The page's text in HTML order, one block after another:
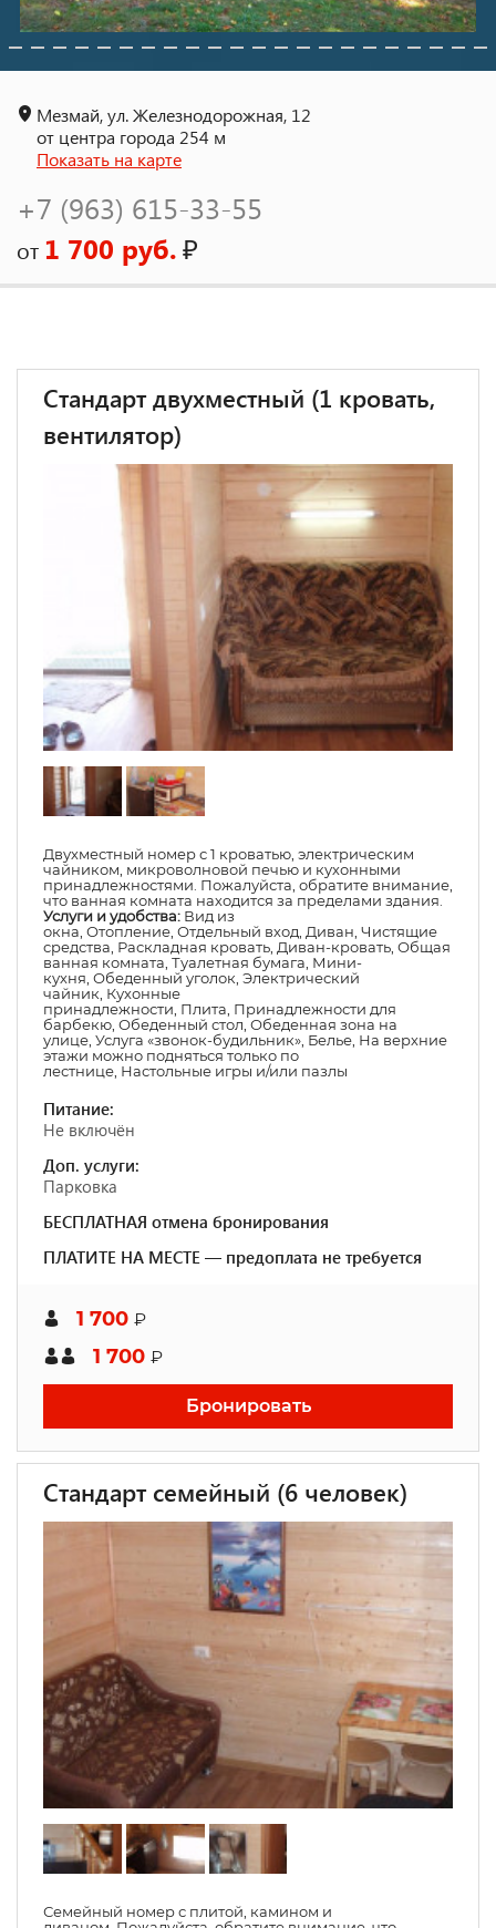
Мезмай, ул. Железнодорожная, 12
от центра города 254 м
Показать на карте
+7 (963) 615-33-55
от 1 700 руб.₽
Стандарт двухместный (1 кровать,
вентилятор)
Двухместный номер с 1 кроватью, электрическим
чайником, микроволновой печью и кухонными
принадлежностями. Пожалуйста, обратите внимание,
что ванная комната находится за пределами здания.
Услуги и удобства: Вид из
окна Отопление Отдельный вход Диван Чистящие
средства Раскладная кровать Диван-кровать Общая
ванная комната Туалетная бумага Мини-
кухня Обеденный уголок Электрический
чайник Кухонные
принадлежности Плита Принадлежности для
барбекю Обеденный стол Обеденная зона на
улице Услуга «звонок-будильник» Белье На верхние
этажи можно подняться только по
лестнице Настольные игры и/или пазлы
Питание:
Не включён
Доп. услуги:
Парковка
БЕСПЛАТНАЯ отмена бронирования
ПЛАТИТЕ НА МЕСТЕ — предоплата не требуется
1 700 ₽
1 700 ₽
Бронировать
Стандарт семейный (6 человек)
Семейный номер с плитой, камином и